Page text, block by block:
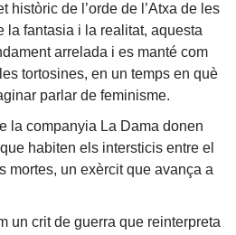
històric de l’orde de l’Atxa de les
la fantasia i la realitat, aquesta
arrelada i es manté com
tortosines, en un temps en què
parlar de feminisme.
la companyia La Dama donen
habiten els intersticis entre el
mortes, un exèrcit que avança a
un crit de guerra que reinterpreta